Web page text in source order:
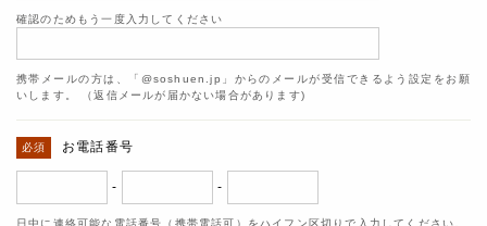
確認のためもう一度入力してください
携帯メールの方は、「@soshuen.jp」からのメールが受信できるよう設定をお願
いします。 （返信メールが届かない場合があります)
お電話番号
- -
日中に連絡可能な電話番号（携帯電話可）をハイフン区切りで入力してください。